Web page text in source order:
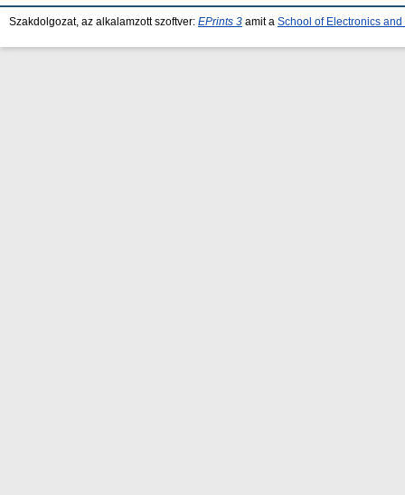
Szakdolgozat, az alkalamzott szoftver: EPrints 3 amit a School of Electronics